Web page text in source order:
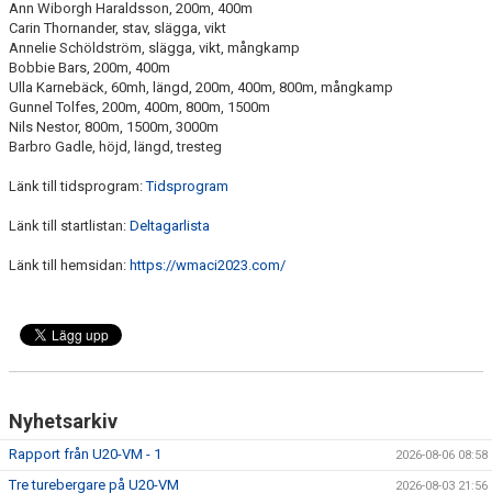
Ann Wiborgh Haraldsson, 200m, 400m
Carin Thornander, stav, slägga, vikt
Annelie Schöldström, slägga, vikt, mångkamp
Bobbie Bars, 200m, 400m
Ulla Karnebäck, 60mh, längd, 200m, 400m, 800m, mångkamp
Gunnel Tolfes, 200m, 400m, 800m, 1500m
Nils Nestor, 800m, 1500m, 3000m
Barbro Gadle, höjd, längd, tresteg
Länk till tidsprogram:Tidsprogram
Länk till startlistan: Deltagarlista
Länk till hemsidan: https://wmaci2023.com/
Nyhetsarkiv
Rapport från U20-VM - 1 2026-08-06 08:58
Tre turebergare på U20-VM 2026-08-03 21:56